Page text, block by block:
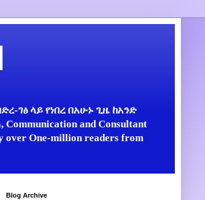
ገፅ ላይ የነበረ በአሁኑ ጊዜ ከአንድ
and Consultant
over One-million readers from
Blog Archive